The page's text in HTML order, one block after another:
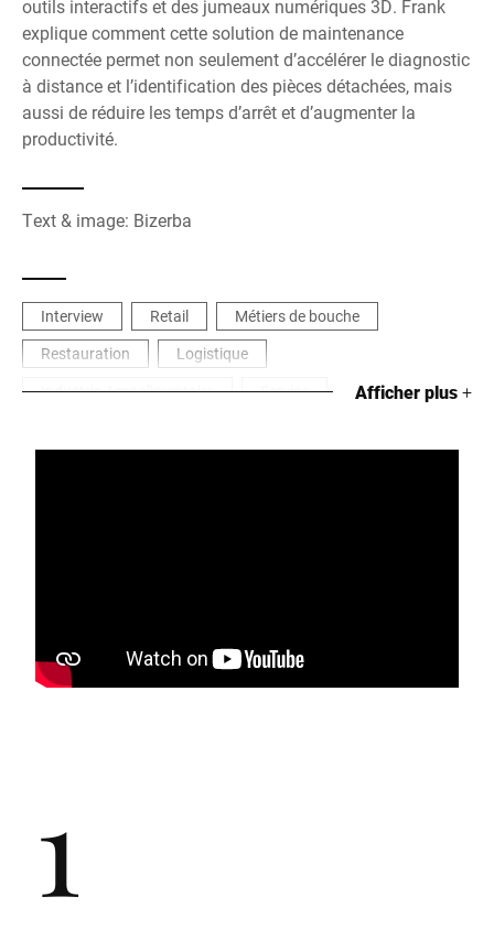
outils interactifs et des jumeaux numériques 3D. Frank
explique comment cette solution de maintenance
connectée permet non seulement d’accélérer le diagnostic
à distance et l’identification des pièces détachées, mais
aussi de réduire les temps d’arrêt et d’augmenter la
productivité.
Text & image: Bizerba
Interview Retail
Métiers de bouche
Restauration
Logistique
Industrie Agroalimentaire
Service
Afficher plus+
1